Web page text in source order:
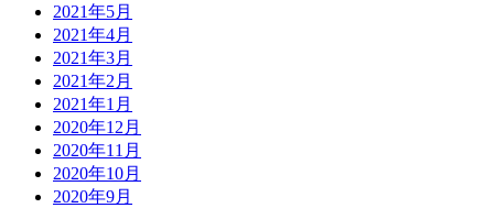
2021年5月
2021年4月
2021年3月
2021年2月
2021年1月
2020年12月
2020年11月
2020年10月
2020年9月